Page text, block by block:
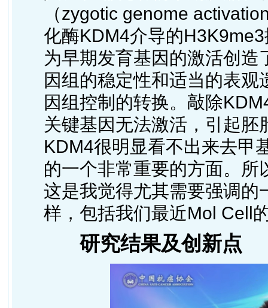
（zygotic genome
化酶KDM4介导的
为早期发育基因的激活创
因组的稳定性和适当的表
因组控制的转换。敲除
关键基因无法激活，引起
KDM4很明显看不出来去甲
的一个非常重要的方面。
这是我觉得尤其需要强调的
样，包括我们最近Mol Cell
研究结果及创新点